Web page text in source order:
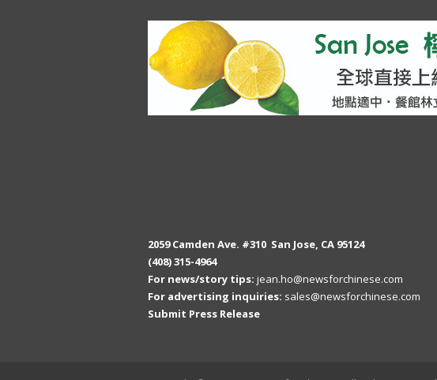
2059 Camden Ave. #310 San Jose, CA 95124
(408) 315-4964
For news/story tips: jean.ho@newsforchinese.com
For advertising inquiries: sales@newsforchinese.com
Submit Press Release